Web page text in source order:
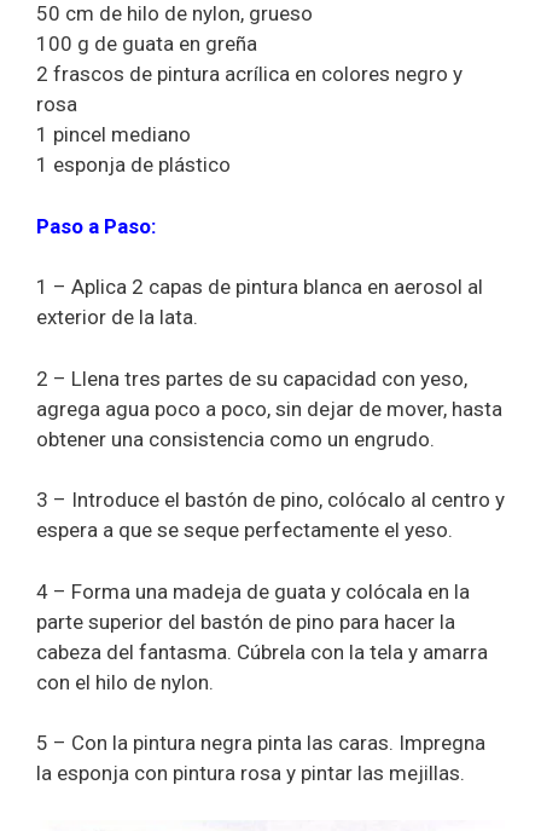
50 cm de hilo de nylon, grueso
100 g de guata en greña
2 frascos de pintura acrílica en colores negro y
rosa
1 pincel mediano
1 esponja de plástico
Paso a Paso:
1 – Aplica 2 capas de pintura blanca en aerosol al
exterior de la lata.
2 – Llena tres partes de su capacidad con yeso,
agrega agua poco a poco, sin dejar de mover, hasta
obtener una consistencia como un engrudo.
3 – Introduce el bastón de pino, colócalo al centro y
espera a que se seque perfectamente el yeso.
4 – Forma una madeja de guata y colócala en la
parte superior del bastón de pino para hacer la
cabeza del fantasma. Cúbrela con la tela y amarra
con el hilo de nylon.
5 – Con la pintura negra pinta las caras. Impregna
la esponja con pintura rosa y pintar las mejillas.